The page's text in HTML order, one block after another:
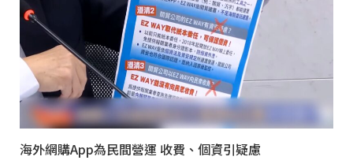
海外網購App為民間營運 收費、個資引疑慮